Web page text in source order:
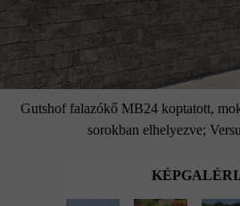
Gutshof falazókő MB24 koptatott,
sorokban elhelyezve;